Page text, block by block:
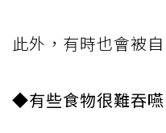
此外，有時也會被
◆有些食物很難吞嚥